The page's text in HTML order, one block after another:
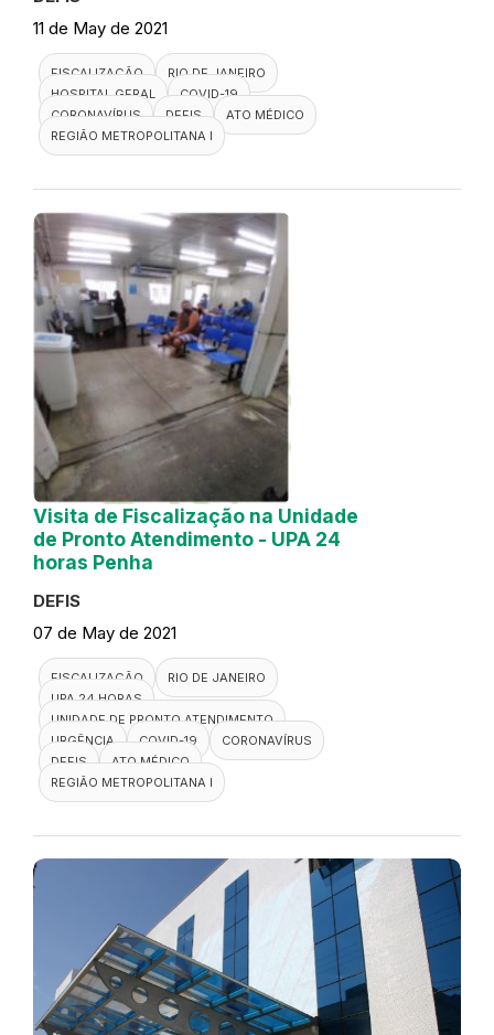
11 de May de 2021
FISCALIZAÇÃO
RIO DE JANEIRO
HOSPITAL GERAL
COVID-19
CORONAVÍRUS
DEFIS
ATO MÉDICO
REGIÃO METROPOLITANA I
Visita de Fiscalização na Unidade
de Pronto Atendimento - UPA 24
horas Penha
DEFIS
07 de May de 2021
FISCALIZAÇÃO
RIO DE JANEIRO
UPA 24 HORAS
UNIDADE DE PRONTO ATENDIMENTO
URGÊNCIA
COVID-19
CORONAVÍRUS
DEFIS
ATO MÉDICO
REGIÃO METROPOLITANA I